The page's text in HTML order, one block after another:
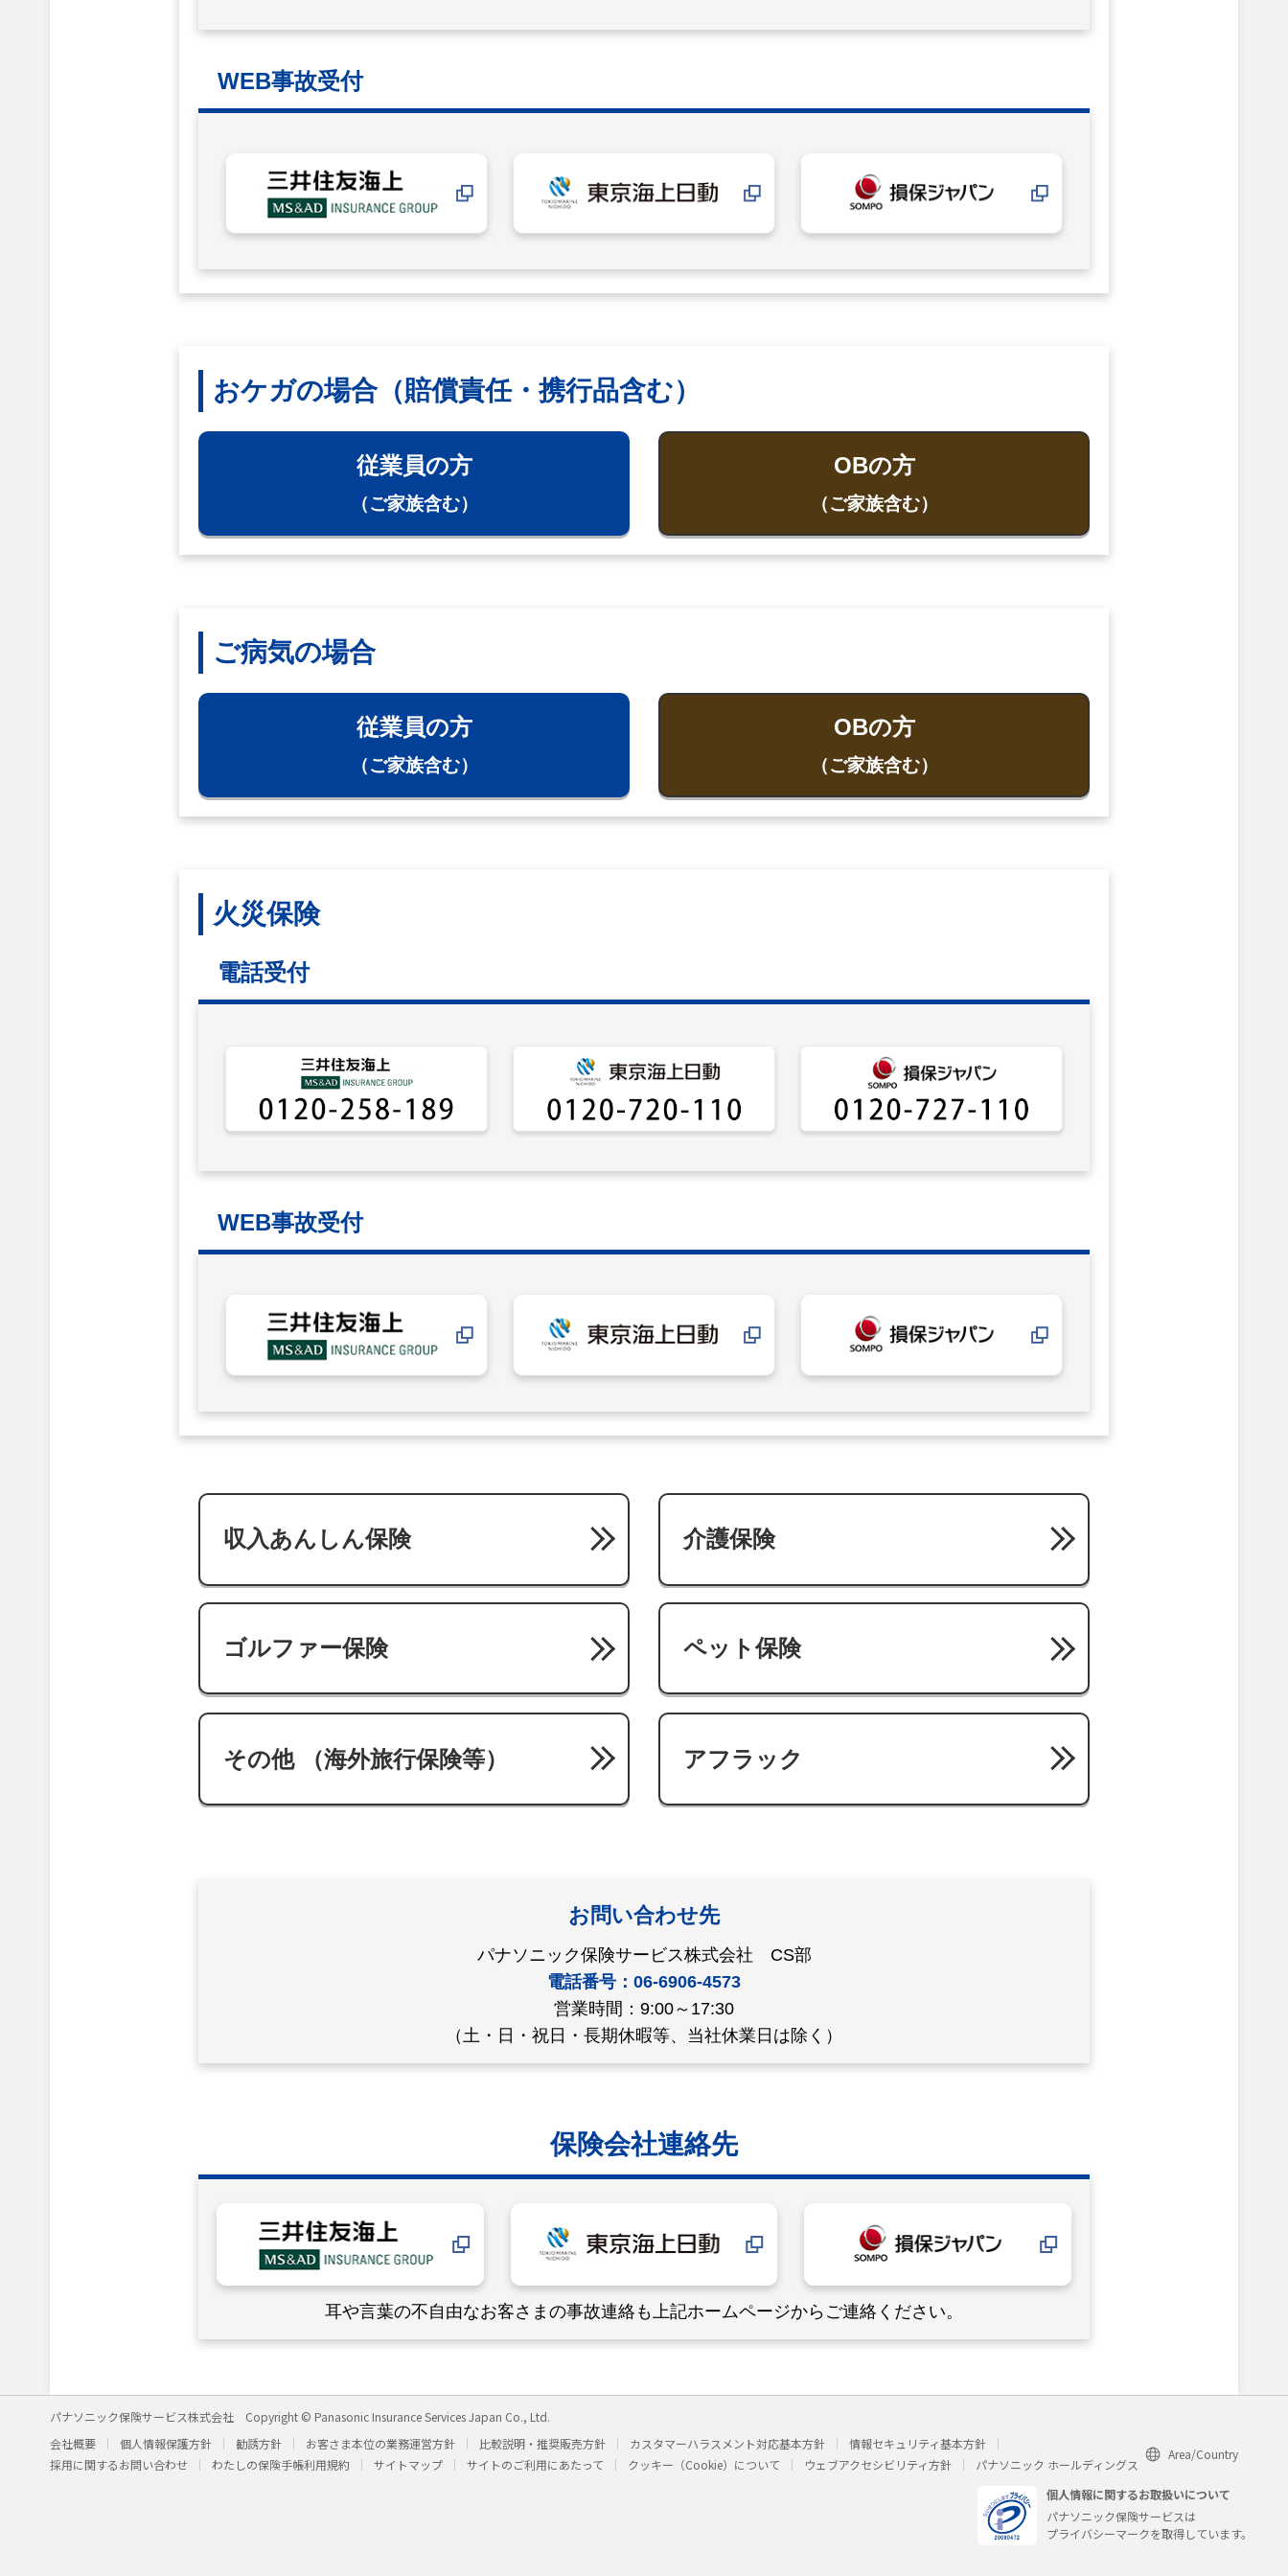
WEB事故受付
おケガの場合（賠償責任・携行品含む）
従業員の方
（ご家族含む）
OBの方
（ご家族含む）
ご病気の場合
従業員の方
（ご家族含む）
OBの方
（ご家族含む）
火災保険
電話受付
WEB事故受付
収入あんしん保険 介護保険
ゴルファー保険 ペット保険
その他 （海外旅行保険等） アフラック
お問い合わせ先
パナソニック保険サービス株式会社 CS部
電話番号：06-6906-4573
営業時間：9:00～17:30
（土・日・祝日・長期休暇等、当社休業日は除く）
保険会社連絡先
耳や言葉の不自由なお客さまの事故連絡も上記ホームページからご連絡ください。
パナソニック保険サービス株式会社
Copyright © Panasonic Insurance Services Japan Co., Ltd.
会社概要
個人情報保護方針 勧誘方針 お客さま本位の業務運営方針 比較説明・推奨販売方針 カスタマーハラスメント対応基本方針
情報セキュリティ基本方針
採用に関するお問い合わせ
わたしの保険手帳利用規約 サイトマップ サイトのご利用にあたって クッキー（Cookie）について ウェブアクセシビリティ方針 パナソニック ホールディングス
Area/Country
個人情報に関するお取扱いについて
パナソニック保険サービスは
プライバシーマークを取得しています。